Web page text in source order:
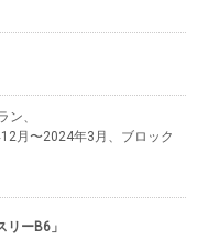
ン、
月〜2024年3月、ブロック
リーB6」